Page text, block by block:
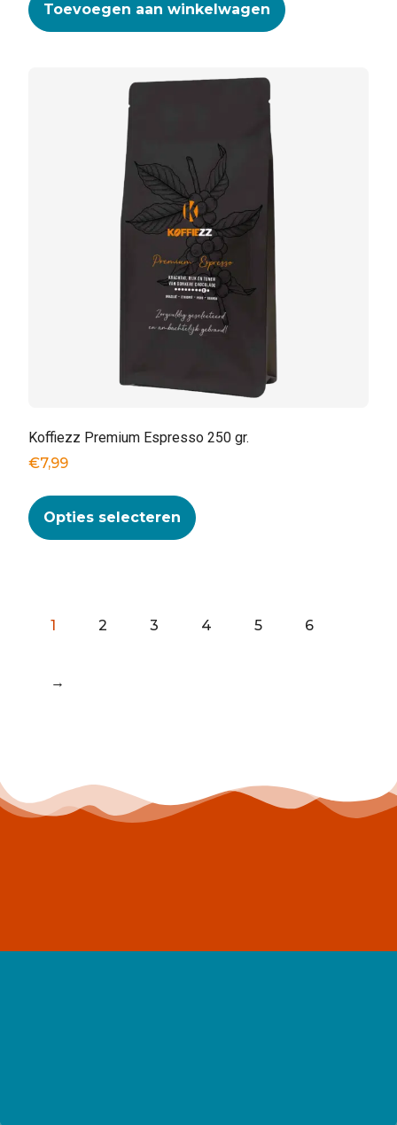
Toevoegen aan winkelwagen
Koffiezz Premium Espresso 250 gr.
€7,99
Opties selecteren
1 2 3 4 5 6
→